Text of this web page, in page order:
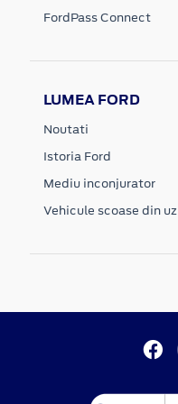
FordPass Connect
LUMEA FORD
Noutati
Istoria Ford
Mediu inconjurator
Vehicule scoase din uz